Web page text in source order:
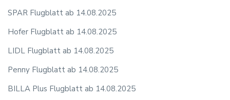
SPAR Flugblatt ab 14.08.2025
Hofer Flugblatt ab 14.08.2025
LIDL Flugblatt ab 14.08.2025
Penny Flugblatt ab 14.08.2025
BILLA Plus Flugblatt ab 14.08.2025